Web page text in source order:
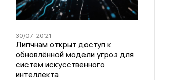
30/07 20:21
Липчнам открыт доступ к
обновлённой модели угроз для
систем искусственного
интеллекта